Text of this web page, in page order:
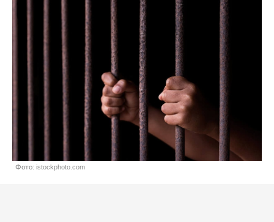
Фото: istockphoto.com